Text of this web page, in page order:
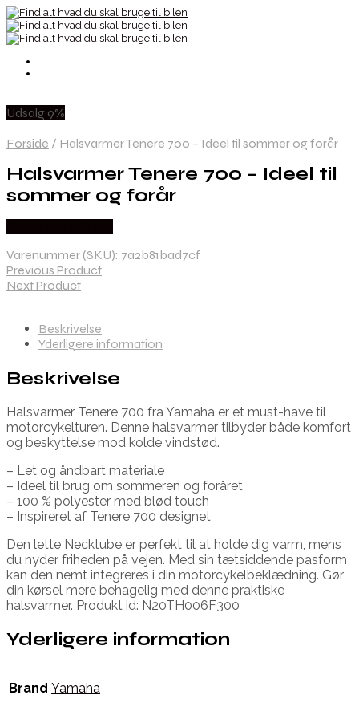
Udsalg 9%
Forside / Halsvarmer Tenere 700 – Ideel til sommer og forår
Halsvarmer Tenere 700 – Ideel til
sommer og forår
Varenummer (SKU): 7a2b81bad7cf
Previous Product
Next Product
Beskrivelse
Yderligere information
Beskrivelse
Halsvarmer Tenere 700 fra Yamaha er et must-have til
motorcykelturen. Denne halsvarmer tilbyder både komfort
og beskyttelse mod kolde vindstød.
– Let og åndbart materiale
– Ideel til brug om sommeren og foråret
– 100 % polyester med blød touch
– Inspireret af Tenere 700 designet
Den lette Necktube er perfekt til at holde dig varm, mens
du nyder friheden på vejen. Med sin tætsiddende pasform
kan den nemt integreres i din motorcykelbeklædning. Gør
din kørsel mere behagelig med denne praktiske
halsvarmer. Produkt id: N20TH006F300
Yderligere information
Brand Yamaha